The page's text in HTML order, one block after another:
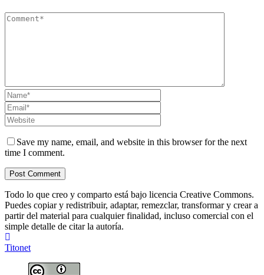
Save my name, email, and website in this browser for the next
time I comment.
Todo lo que creo y comparto está bajo licencia Creative Commons.
Puedes copiar y redistribuir, adaptar, remezclar, transformar y crear a
partir del material para cualquier finalidad, incluso comercial con el
simple detalle de citar la autoría.
Titonet